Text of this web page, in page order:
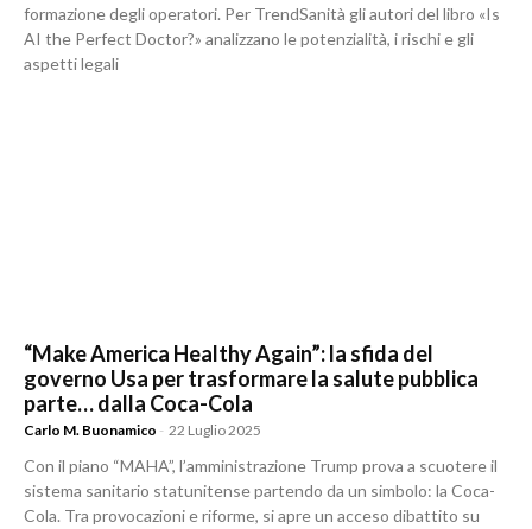
formazione degli operatori. Per TrendSanità gli autori del libro «Is
AI the Perfect Doctor?» analizzano le potenzialità, i rischi e gli
aspetti legali
“Make America Healthy Again”: la sfida del
governo Usa per trasformare la salute pubblica
parte… dalla Coca-Cola
Carlo M. Buonamico - 22 Luglio 2025
Con il piano “MAHA”, l’amministrazione Trump prova a scuotere il
sistema sanitario statunitense partendo da un simbolo: la Coca-
Cola. Tra provocazioni e riforme, si apre un acceso dibattito su